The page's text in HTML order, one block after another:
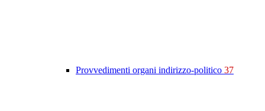
Provvedimenti organi indirizzo-politico 37